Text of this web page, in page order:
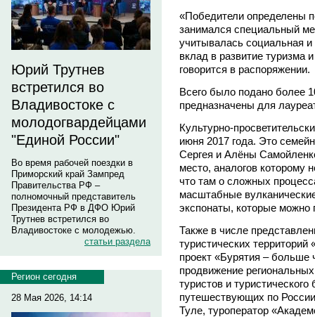
Юрий Трутнев
встретился во
Владивостоке с
молодогвардейцами
"Единой России"
Во время рабочей поездки в
Приморский край Зампред
Правительства РФ –
полномочный представитель
Президента РФ в ДФО Юрий
Трутнев встретился во
Владивостоке с молодежью.
статьи раздела
Регион сегодня
28 Мая 2026, 14:14
«Победители определены
занимался специальный
учитывалась социальная и
вклад в развитие туризма
говорится в распоряжении.
Всего было подано более
предназначены для
Культурно-
июня 2017 года. Это
Сергея и Алёны
место, аналогов которому
что там о сложных
масштабные
экспонаты, которые можно
Также в числе
туристических
проект «Бурятия –
продвижение
туристов и
путешествующих по
Туле, туроператор